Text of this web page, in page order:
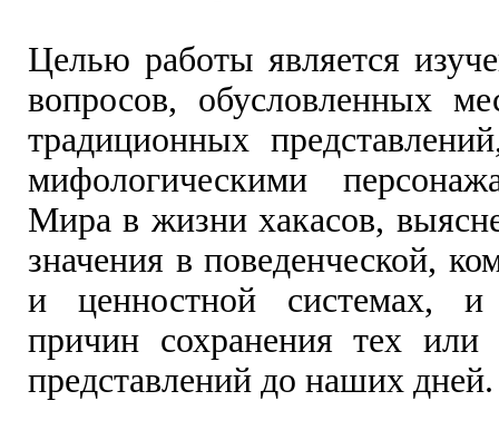
Целью работы является
вопросов, обусловленных
традиционных
мифологическими
Мира в жизни хакасов,
значения в поведенческой,
и ценностной системах, и
причин сохранения тех или
представлений до наших дней.